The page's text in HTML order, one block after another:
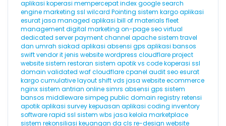
aplikasi koperasi mempercepat index googlesearch
engine marketing ssl wilcard Pointing sistem kargoaplikasi
esuratjasa managed aplikasi bill of materials fleet
managementdigital marketing on-page seovirtual
dedicated serverpayment channel apachesistem travel
dan umrah siakad aplikasi absensi gps aplikasi bansos
swiftvendor itjenis websitewordpress cloudflareproject
websitesistem restoran sistem apotikvs codekoperasi ssl
domain validated waf cloudflarecpanel audit seoesurat
kargocumulative layout shiftvds jasa website ecommerce
nginxsistem antrian onlinesimrs absensi gps sistem
bansos middlewaresimpeg public domain registryretensi
apotikaplikasi survey kepuasan aplikasi coding inventory
softwarerapid ssl sistem wbs jasa kelola marketplace
sistem rekonsiliasi keuangan da cls re-design website